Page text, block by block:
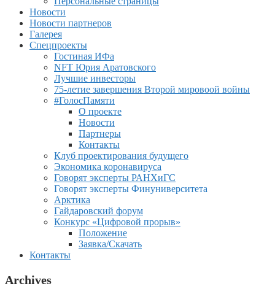
Новости
Новости партнеров
Галерея
Спецпроекты
Гостиная ИФа
NFT Юрия Аратовского
Лучшие инвесторы
75-летие завершения Второй мировоой войны
#ГолосПамяти
О проекте
Новости
Партнеры
Контакты
Клуб проектирования будущего
Экономика коронавируса
Говорят эксперты РАНХиГС
Говорят эксперты Финуниверситета
Арктика
Гайдаровский форум
Конкурс «Цифровой прорыв»
Положение
Заявка/Скачать
Контакты
Archives